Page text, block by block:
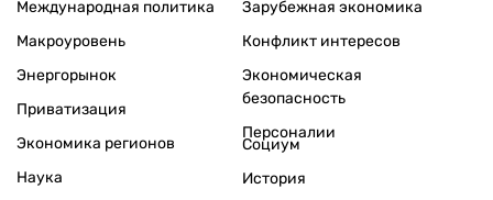
Международная политика
Макроуровень
Энергорынок
Приватизация
Экономика регионов
Зарубежная экономика
Конфликт интересов
Экономическая
безопасность
Персоналии
Наука
Социум
История